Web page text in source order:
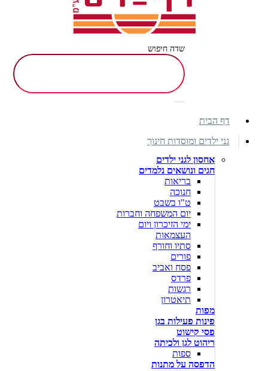
שדה חיפוש
דף הבית
גני ילדים ומוסדות חינוך
אחסון לגני ילדים
חגים ונושאים נלמדים
בריאות
חנוכה
ט"ו בשבט
יום המשפחה וחברות
ימי הזיכרון ויום
העצמאות
סתיו וחורף
פורים
פסח ואביב
פרדס
רגשות
תיאטרון
מפות
פינות פעילות בגן
פסי קישוט
ריהוט לגן ולכיתה
ספות
הדפסה על מתנות